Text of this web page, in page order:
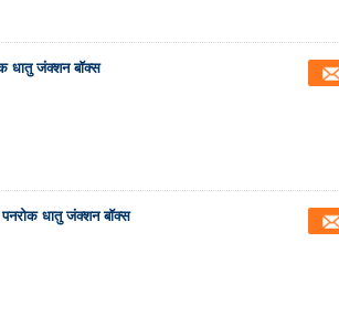
धातु जंक्शन बॉक्स
धातु जंक्शन बॉक्स